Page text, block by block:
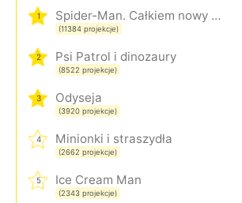
1 Spider-Man. Całkiem nowy dzień
(11384 projekcje)
2 Psi Patrol i dinozaury
(8522 projekcje)
3 Odyseja
(3920 projekcje)
4 Minionki i straszydła
(2662 projekcje)
5 Ice Cream Man
(2343 projekcje)